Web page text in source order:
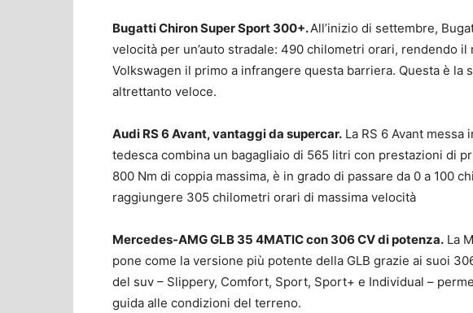
Bugatti Chiron Super Sport 300+.All’inizio di settembre,
velocità per un’auto stradale: 490 chilometri orari, rendendo
Volkswagen il primo a infrangere questa barriera. Questa è la
altrettanto veloce.
Audi RS 6 Avant, vantaggi da supercar. La RS 6 Avant
tedesca combina un bagagliaio di 565 litri con prestazioni di
800 Nm di coppia massima, è in grado di passare da 0 a 100
raggiungere 305 chilometri orari di massima velocità
Mercedes-AMG GLB 35 4MATIC con 306 CV di potenza. La
pone come la versione più potente della GLB grazie ai suoi
del suv – Slippery, Comfort, Sport, Sport+ e Individual –
guida alle condizioni del terreno.